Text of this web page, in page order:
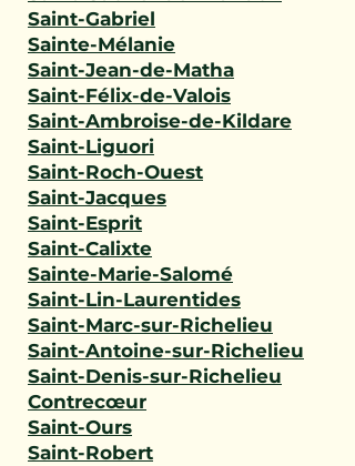
Saint-Gabriel
Sainte-Mélanie
Saint-Jean-de-Matha
Saint-Félix-de-Valois
Saint-Ambroise-de-Kildare
Saint-Liguori
Saint-Roch-Ouest
Saint-Jacques
Saint-Esprit
Saint-Calixte
Sainte-Marie-Salomé
Saint-Lin-Laurentides
Saint-Marc-sur-Richelieu
Saint-Antoine-sur-Richelieu
Saint-Denis-sur-Richelieu
Contrecœur
Saint-Ours
Saint-Robert